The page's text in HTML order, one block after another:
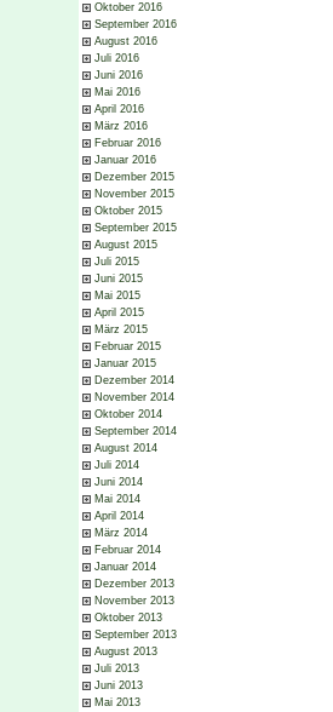
Oktober 2016
September 2016
August 2016
Juli 2016
Juni 2016
Mai 2016
April 2016
März 2016
Februar 2016
Januar 2016
Dezember 2015
November 2015
Oktober 2015
September 2015
August 2015
Juli 2015
Juni 2015
Mai 2015
April 2015
März 2015
Februar 2015
Januar 2015
Dezember 2014
November 2014
Oktober 2014
September 2014
August 2014
Juli 2014
Juni 2014
Mai 2014
April 2014
März 2014
Februar 2014
Januar 2014
Dezember 2013
November 2013
Oktober 2013
September 2013
August 2013
Juli 2013
Juni 2013
Mai 2013